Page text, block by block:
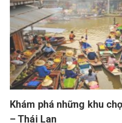
Khám phá những khu
– Thái Lan